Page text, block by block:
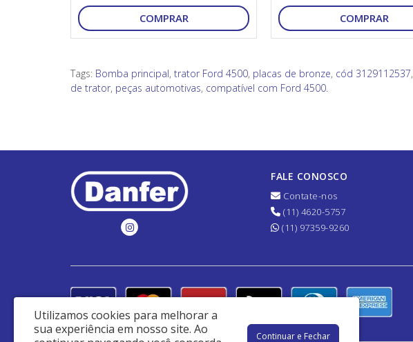
COMPRAR COMPRAR
Tags: Bomba principal, trator Ford 4500, placas de bronze, cód 3129112537,
de trator, peças automotivas, compatível com Ford 4500.
FALE CONOSCO
Contate-nos
(11) 4620-5757
(11) 97359-9260
Utilizamos cookies para melhorar a
sua experiência em nosso site. Ao
Continuar e Fechar